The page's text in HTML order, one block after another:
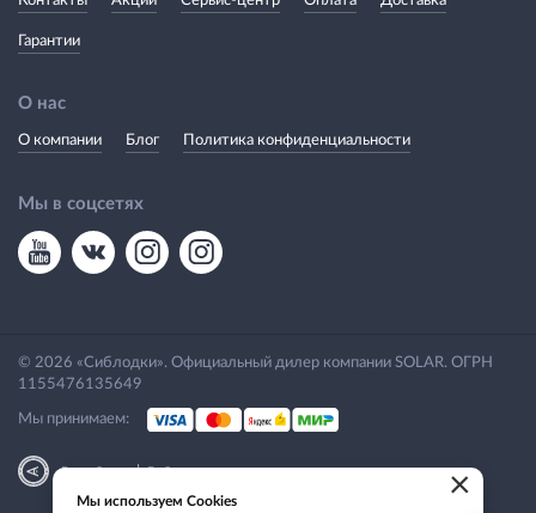
Гарантии
О нас
О компании Блог Политика конфиденциальности
Мы в соцсетях
© 2026 «Сиблодки». Официальный дилер компании SOLAR. ОГРН
1155476135649
Мы принимаем:
Разработка|Веб-аналитика ×
Мы используем Cookies